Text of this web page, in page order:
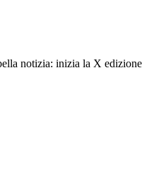
notizia: inizia la X edizione